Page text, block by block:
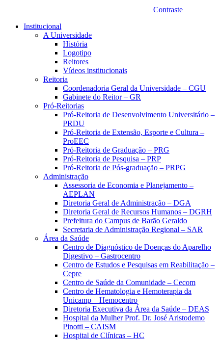
Contraste
Institucional
A Universidade
História
Logotipo
Reitores
Vídeos institucionais
Reitoria
Coordenadoria Geral da Universidade – CGU
Gabinete do Reitor – GR
Pró-Reitorias
Pró-Reitoria de Desenvolvimento Universitário –
PRDU
Pró-Reitoria de Extensão, Esporte e Cultura –
ProEEC
Pró-Reitoria de Graduação – PRG
Pró-Reitoria de Pesquisa – PRP
Pró-Reitoria de Pós-graduação – PRPG
Administração
Assessoria de Economia e Planejamento –
AEPLAN
Diretoria Geral de Administração – DGA
Diretoria Geral de Recursos Humanos – DGRH
Prefeitura do Campus de Barão Geraldo
Secretaria de Administração Regional – SAR
Área da Saúde
Centro de Diagnóstico de Doenças do Aparelho
Digestivo – Gastrocentro
Centro de Estudos e Pesquisas em Reabilitação –
Cepre
Centro de Saúde da Comunidade – Cecom
Centro de Hematologia e Hemoterapia da
Unicamp – Hemocentro
Diretoria Executiva da Área da Saúde – DEAS
Hospital da Mulher Prof. Dr. José Aristodemo
Pinotti – CAISM
Hospital de Clínicas – HC